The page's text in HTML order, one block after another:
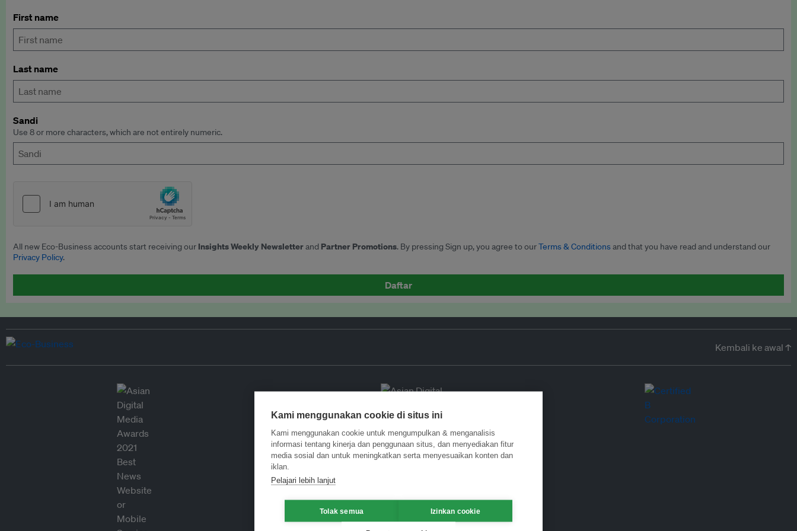
First name
Last name
Sandi
Use 8 or more characters, which are not entirely numeric.
All new Eco-Business accounts start receiving our Insights Weekly Newsletterand Partner Promotions. By pressing Sign up, you agree to ourTerms & Conditionsand that you have read and understand our
Privacy Policy.
Daftar
Kembali ke awal ↑
Kami menggunakan cookie di situs ini
Kami menggunakan cookie untuk mengumpulkan & menganalisis
informasi tentang kinerja dan penggunaan situs, dan menyediakan fitur
media sosial dan untuk meningkatkan serta menyesuaikan konten dan
iklan.
Pelajari lebih lanjut
Tolak semua Izinkan cookie